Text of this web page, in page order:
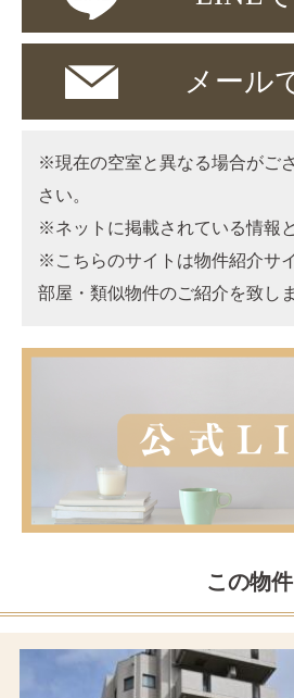
メール
※現在の空室と異なる場合がご
さい。
※ネットに掲載されている情報
※こちらのサイトは物件紹介サ
部屋・類似物件のご紹介を致しま
この物